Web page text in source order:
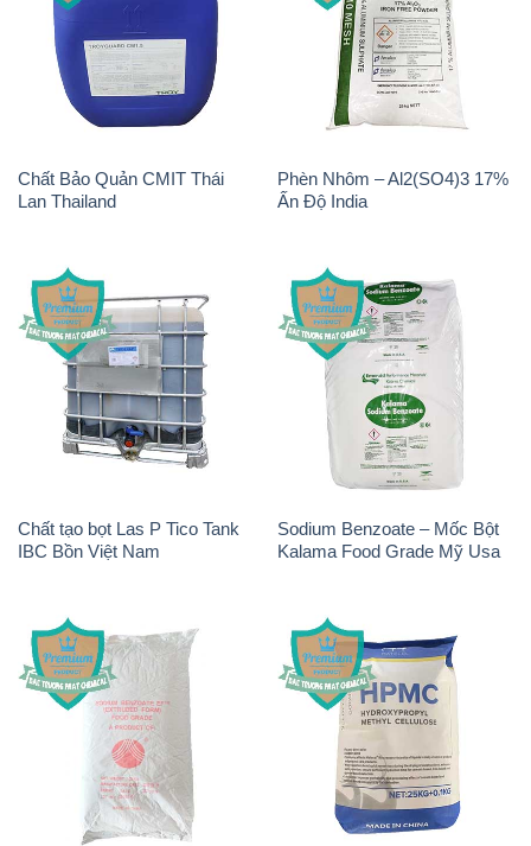
Chất Bảo Quản CMIT Thái
Lan Thailand
Phèn Nhôm – Al2(SO4)3 17%
Ấn Độ India
Chất tạo bọt Las P Tico Tank
IBC Bồn Việt Nam
Sodium Benzoate – Mốc Bột
Kalama Food Grade Mỹ Usa
Sodium Benzoate – Mốc Bột
Chữ Cam Food Grade Trung
Quốc China
Chất Tạo Đặc HPMC –
Hydroxypropyl Methyl
Cellulose Matecel Trung Quốc